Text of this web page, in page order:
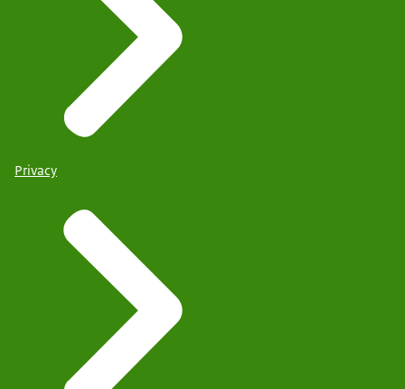
Privacy